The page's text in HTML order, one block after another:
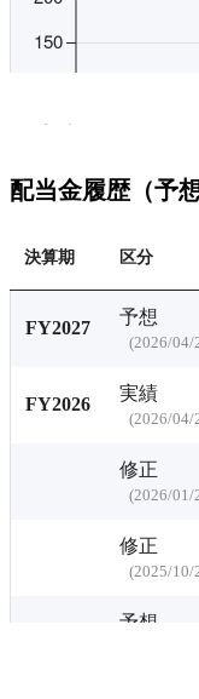
配当金履歴（予
決算期 区分
FY2027
予想
(2026/04/
FY2026
実績
(2026/04/
修正
(2026/01/
修正
(2025/10/
予想